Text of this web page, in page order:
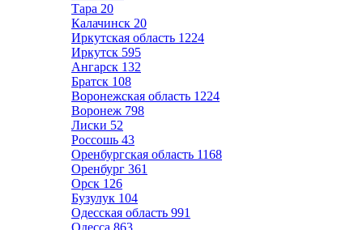
Тара 20
Калачинск 20
Иркутская область 1224
Иркутск 595
Ангарск 132
Братск 108
Воронежская область 1224
Воронеж 798
Лиски 52
Россошь 43
Оренбургская область 1168
Оренбург 361
Орск 126
Бузулук 104
Одесская область 991
Одесса 863